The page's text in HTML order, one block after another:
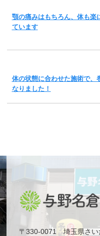
顎の痛みはもちろん、体も楽
ています
体の状態に合わせた施術で、
なりました！
〒330-0071 埼玉県さい